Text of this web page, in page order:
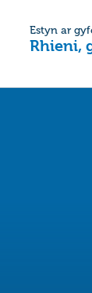
Estyn ar
Rhieni,